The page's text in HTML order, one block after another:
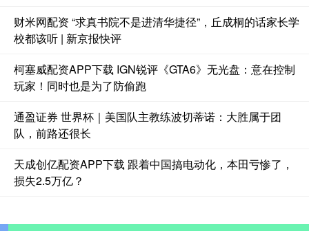
财米网配资 “求真书院不是进清华捷径”，丘成桐的话家长学
校都该听 | 新京报快评
柯塞威配资APP下载 IGN锐评《GTA6》无光盘：意在控制
玩家！同时也是为了防偷跑
通盈证券 世界杯｜美国队主教练波切蒂诺：大胜属于团
队，前路还很长
天成创亿配资APP下载 跟着中国搞电动化，本田亏惨了，
损失2.5万亿？